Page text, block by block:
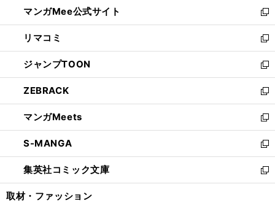
く
ド
ウ
で
開
く
ィ
ン
ド
ウ
で
開
く
い
ウ
ィ
ン
ド
ウ
で
開
く
マンガMee公式サイト
新
し
い
ウ
ィ
ン
ド
ウ
で
開
く
リマコミ
新
し
い
ウ
ィ
ン
ド
ウ
で
開
く
ジャンプTOON
新
し
い
ウ
ィ
ン
ド
ウ
で
開
ZEBRACK
新
し
い
ウ
ィ
ン
ド
ウ
マンガMeets
新
し
い
ウ
ィ
ン
S-MANGA
新
し
い
ウ
集英社コミック文庫
新
し
取材・ファッション